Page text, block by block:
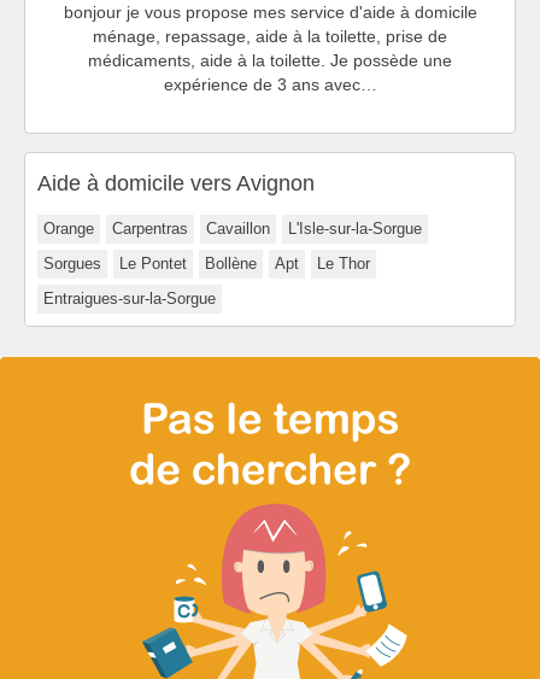
bonjour je vous propose mes service d'aide à domicile
ménage, repassage, aide à la toilette, prise de
médicaments, aide à la toilette. Je possède une
expérience de 3 ans avec…
Aide à domicile vers Avignon
Orange Carpentras Cavaillon
L'Isle-sur-la-Sorgue
Sorgues
Le Pontet Bollène Apt
Le Thor
Entraigues-sur-la-Sorgue